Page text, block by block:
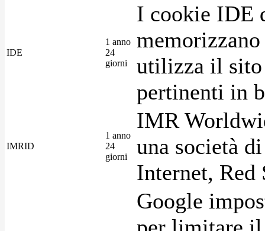
IDE
1 anno
24
giorni
I cookie IDE
utilizza il sito
pertinenti in
IMRID
1 anno
24
giorni
IMR
una società
Internet, Red
Google